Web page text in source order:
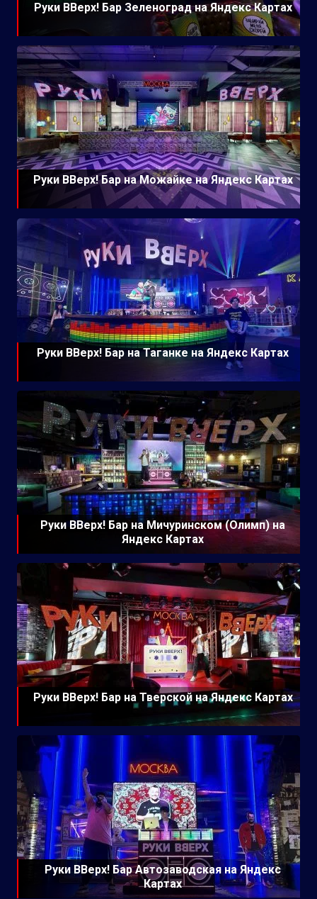
Руки ВВерх! Бар Зеленоград на Яндекс Картах
Руки ВВерх! Бар на Можайке на Яндекс Картах
Руки ВВерх! Бар на Таганке на Яндекс Картах
Руки ВВерх! Бар на Мичуринском (Олимп) на
Яндекс Картах
Руки ВВерх! Бар на Тверской на Яндекс Картах
Руки ВВерх! Бар Автозаводская на Яндекс
Картах